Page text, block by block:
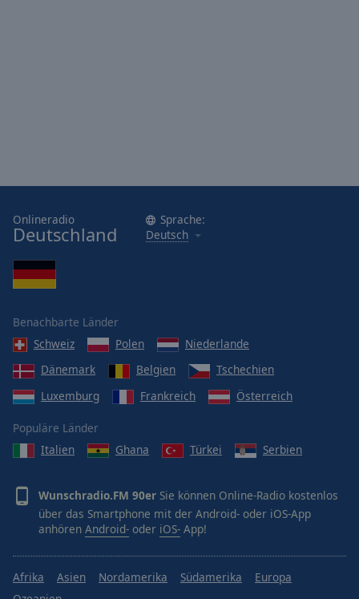
Onlineradio
Deutschland
Sprache:
Deutsch
Benachbarte Länder
Schweiz
Polen
Niederlande
Dänemark
Belgien
Tschechien
Luxemburg
Frankreich Österreich
Populäre Länder
Italien
Ghana Türkei Serbien
Wunschradio.FM 90er Sie können Online-Radio kostenlos
über das Smartphone mit der Android- oder iOS-App
anhören Android- oder iOS- App!
Afrika Asien Nordamerika Südamerika
Europa